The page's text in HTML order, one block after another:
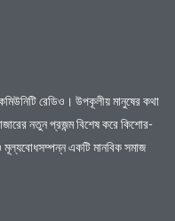
রেডিও। উপকূলীয় মানুষের কথা
নতুন প্রজন্ম বিশেষ করে কিশোর-
মূল্যবোধসম্পন্ন একটি মানবিক সমাজ